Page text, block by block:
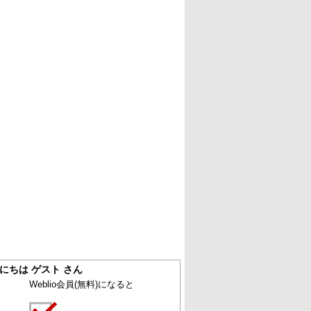
ちは ゲスト さん
Weblio会員(無料)になると